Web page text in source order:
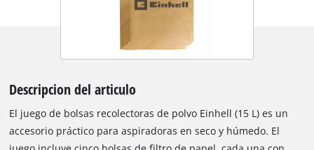
Descripcion del articulo
El juego de bolsas recolectoras de polvo Einhell (15 L) es un
accesorio práctico para aspiradoras en seco y húmedo. El